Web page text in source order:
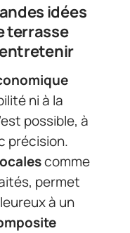
idées
terrasse
ni à la
possible, à
précision.
comme
permet
à un